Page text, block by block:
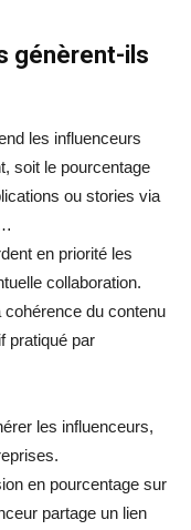
génèrent-ils
les influenceurs
soit le pourcentage
ou stories via
en priorité les
collaboration.
du contenu
pratiqué par
les influenceurs,
en pourcentage sur
partage un lien